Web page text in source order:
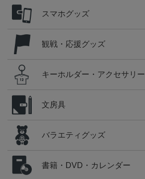
スマホグッズ
観戦・応援グッズ
キーホルダー・アクセサリー
文房具
バラエティグッズ
書籍・DVD・カレンダー